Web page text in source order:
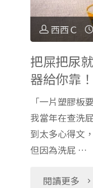
西西Ｃ
把屎把尿
器給你靠！
「一片塑膠板
我當年在查洗
到太多心得文
但因為洗屁 …
閱讀更多 "把